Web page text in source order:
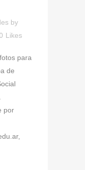
by
Likes
para
de
16.
por